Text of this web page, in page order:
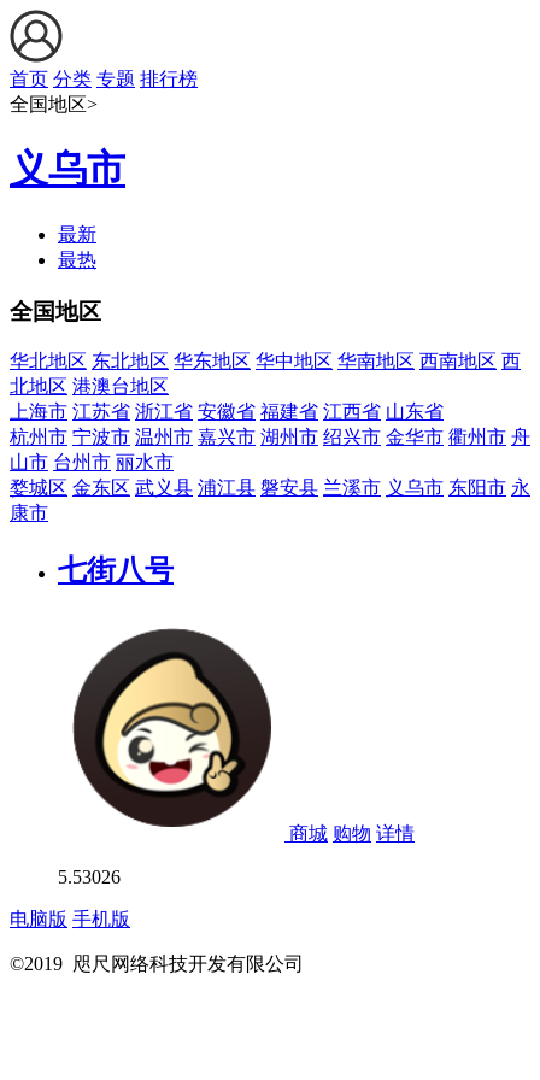
首页 分类 专题 排行榜
全国地区>
义乌市
最新
最热
全国地区
华北地区 东北地区 华东地区 华中地区 华南地区 西南地区 西
北地区 港澳台地区
上海市 江苏省 浙江省 安徽省 福建省 江西省 山东省
杭州市 宁波市 温州市 嘉兴市 湖州市 绍兴市 金华市 衢州市 舟
山市 台州市 丽水市
婺城区 金东区 武义县 浦江县 磐安县 兰溪市 义乌市 东阳市 永
康市
七街八号
商城 购物 详情
5.53026
电脑版 手机版
©2019 咫尺网络科技开发有限公司